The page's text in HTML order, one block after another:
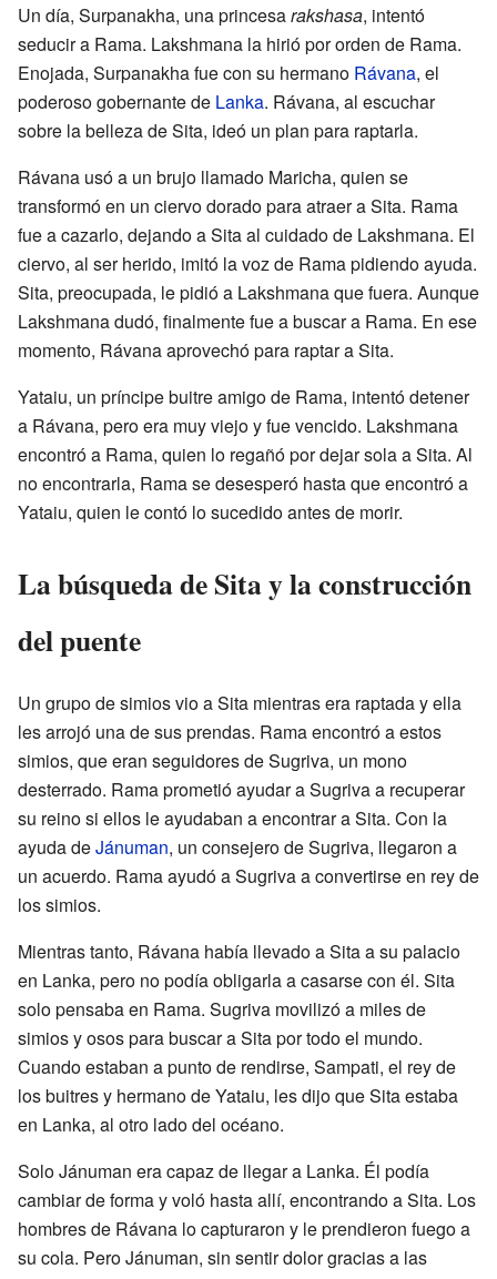
Un día, Surpanakha, una princesarakshasa, intentó
seducir a Rama. Lakshmana la hirió por orden de Rama.
Enojada, Surpanakha fue con su hermano Rávana, el
poderoso gobernante de Lanka. Rávana, al escuchar
sobre la belleza de Sita, ideó un plan para raptarla.
Rávana usó a un brujo llamado Maricha, quien se
transformó en un ciervo dorado para atraer a Sita. Rama
fue a cazarlo, dejando a Sita al cuidado de Lakshmana. El
ciervo, al ser herido, imitó la voz de Rama pidiendo ayuda.
Sita, preocupada, le pidió a Lakshmana que fuera. Aunque
Lakshmana dudó, finalmente fue a buscar a Rama. En ese
momento, Rávana aprovechó para raptar a Sita.
Yataiu, un príncipe buitre amigo de Rama, intentó detener
a Rávana, pero era muy viejo y fue vencido. Lakshmana
encontró a Rama, quien lo regañó por dejar sola a Sita. Al
no encontrarla, Rama se desesperó hasta que encontró a
Yataiu, quien le contó lo sucedido antes de morir.
La búsqueda de Sita y la construcción
del puente
Un grupo de simios vio a Sita mientras era raptada y ella
les arrojó una de sus prendas. Rama encontró a estos
simios, que eran seguidores de Sugriva, un mono
desterrado. Rama prometió ayudar a Sugriva a recuperar
su reino si ellos le ayudaban a encontrar a Sita. Con la
ayuda deJánuman, un consejero de Sugriva, llegaron a
un acuerdo. Rama ayudó a Sugriva a convertirse en rey de
los simios.
Mientras tanto, Rávana había llevado a Sita a su palacio
en Lanka, pero no podía obligarla a casarse con él. Sita
solo pensaba en Rama. Sugriva movilizó a miles de
simios y osos para buscar a Sita por todo el mundo.
Cuando estaban a punto de rendirse, Sampati, el rey de
los buitres y hermano de Yataiu, les dijo que Sita estaba
en Lanka, al otro lado del océano.
Solo Jánuman era capaz de llegar a Lanka. Él podía
cambiar de forma y voló hasta allí, encontrando a Sita. Los
hombres de Rávana lo capturaron y le prendieron fuego a
su cola. Pero Jánuman, sin sentir dolor gracias a las